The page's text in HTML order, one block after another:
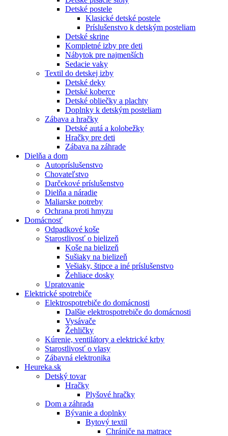
Detské postele
Klasické detské postele
Príslušenstvo k detským posteliam
Detské skrine
Kompletné izby pre deti
Nábytok pre najmenších
Sedacie vaky
Textil do detskej izby
Detské deky
Detské koberce
Detské obliečky a plachty
Doplnky k detským posteliam
Zábava a hračky
Detské autá a kolobežky
Hračky pre deti
Zábava na záhrade
Dielňa a dom
Autopríslušenstvo
Chovateľstvo
Darčekové príslušenstvo
Dielňa a náradie
Maliarske potreby
Ochrana proti hmyzu
Domácnosť
Odpadkové koše
Starostlivosť o bielizeň
Koše na bielizeň
Sušiaky na bielizeň
Vešiaky, štipce a iné príslušenstvo
Žehliace dosky
Upratovanie
Elektrické spotrebiče
Elektrospotrebiče do domácnosti
Dalšie elektrospotrebiče do domácnosti
Vysávače
Žehličky
Kúrenie, ventilátory a elektrické krby
Starostlivosť o vlasy
Zábavná elektronika
Heureka.sk
Detský tovar
Hračky
Plyšové hračky
Dom a záhrada
Bývanie a doplnky
Bytový textil
Chrániče na matrace